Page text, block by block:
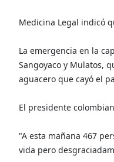
Medicina Legal indicó
La emergencia en la
Sangoyaco y Mulatos,
aguacero que cayó el
El presidente
"A esta mañana 467
vida pero